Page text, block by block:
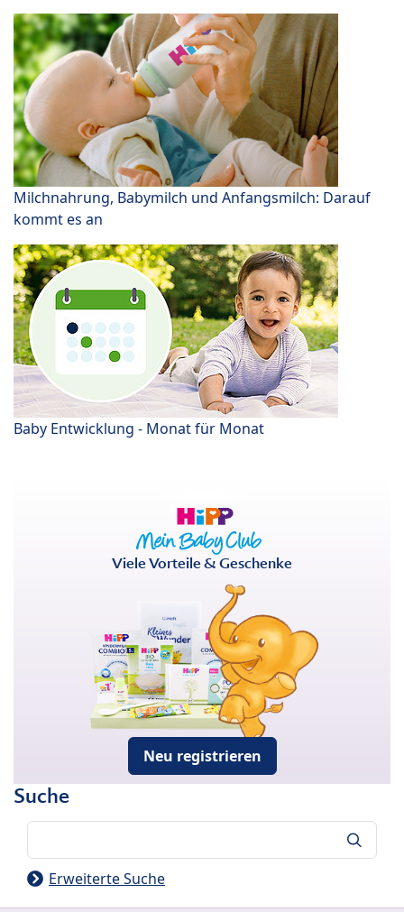
Milchnahrung, Babymilch und Anfangsmilch: Darauf
kommt es an
Baby Entwicklung - Monat für Monat
Viele Vorteile & Geschenke
Neu registrieren
Suche
Erweiterte Suche